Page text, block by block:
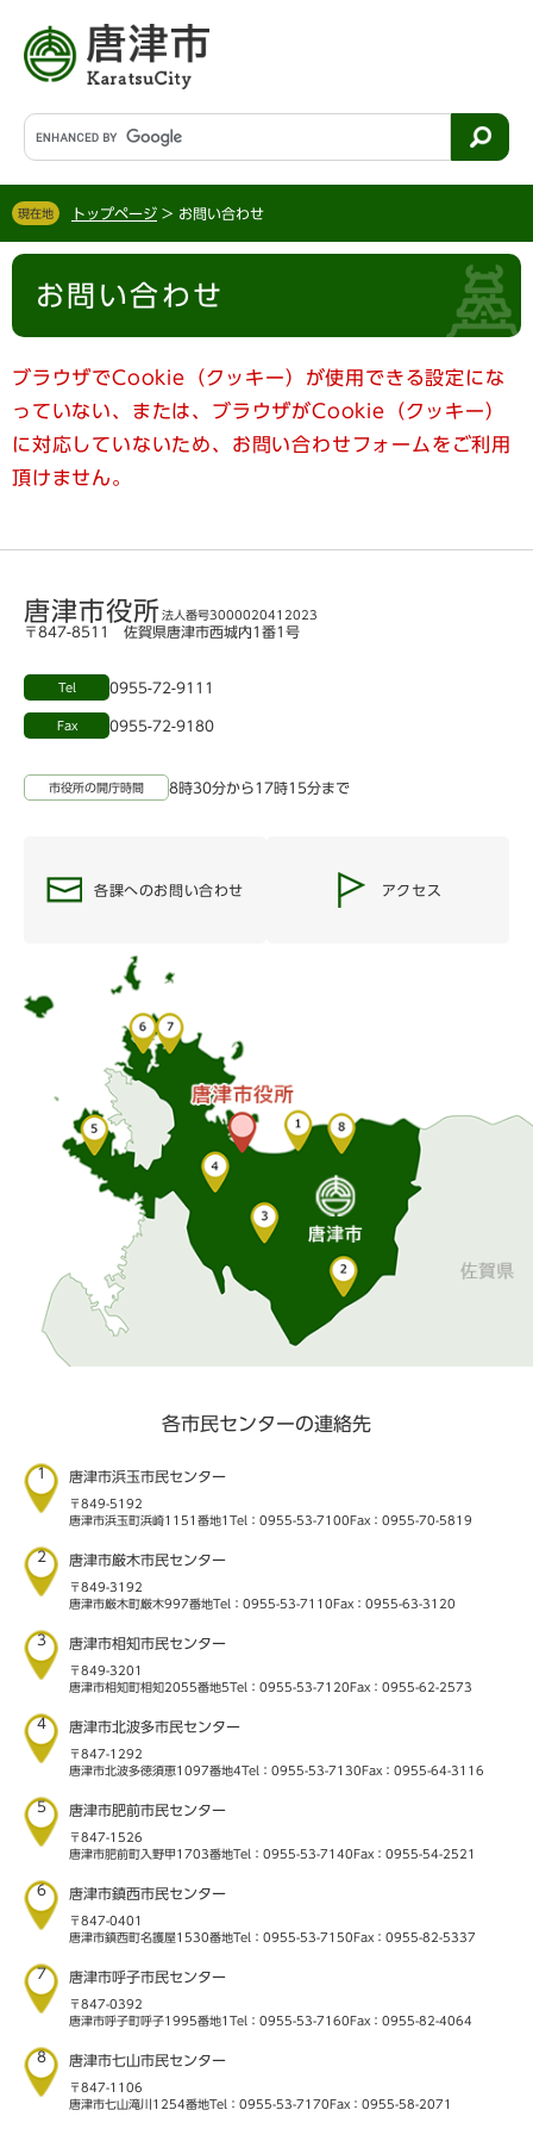
す
。
し
て
文
G
o
g
l
ス
検
現在地 トップページ > お問い合わせ
本
お問い合わせ
ブラウザでCookie（クッキー）が使用できる設定にな
っていない、または、ブラウザがCookie（クッキー）
に対応していないため、お問い合わせフォームをご利用
頂けません。
唐津市役所 法人番号3000020412023
〒847-8511 佐賀県唐津市西城内1番1号
Tel 0955-72-9111
Fax 0955-72-9180
市役所の開庁時間 8時30分から17時15分まで
各課へのお問い合わせ アクセス
各市民センターの連絡先
1 唐津市浜玉市民センター
〒849-5192
唐津市浜玉町浜崎1151番地1 Tel：0955-53-7100 Fax：0955-70-5819
2 唐津市厳木市民センター
〒849-3192
唐津市厳木町厳木997番地Tel：0955-53-7110 Fax：0955-63-3120
3 唐津市相知市民センター
〒849-3201
唐津市相知町相知2055番地5Tel：0955-53-7120 Fax：0955-62-2573
4 唐津市北波多市民センター
〒847-1292
唐津市北波多徳須恵1097番地4Tel：0955-53-7130 Fax：0955-64-3116
5 唐津市肥前市民センター
〒847-1526
唐津市肥前町入野甲1703番地Tel：0955-53-7140 Fax：0955-54-2521
6 唐津市鎮西市民センター
〒847-0401
唐津市鎮西町名護屋1530番地Tel：0955-53-7150 Fax：0955-82-5337
7 唐津市呼子市民センター
〒847-0392
唐津市呼子町呼子1995番地1 Tel：0955-53-7160 Fax：0955-82-4064
8 唐津市七山市民センター
〒847-1106
唐津市七山滝川1254番地Tel：0955-53-7170 Fax：0955-58-2071